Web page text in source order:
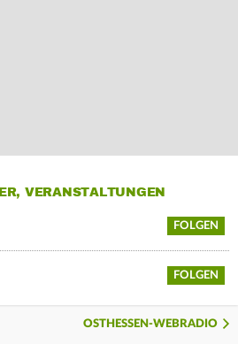
VERANSTALTUNGEN
FOLGEN
FOLGEN
OSTHESSEN-WEBRADIO